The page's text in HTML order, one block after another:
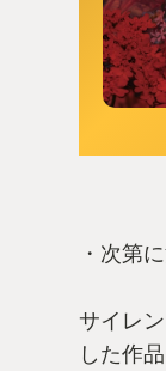
・次第
サイレ
した作品